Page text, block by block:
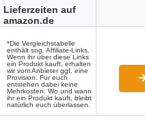
Lieferzeiten auf
amazon.de
*Die Vergleichstabelle
enthält sog. Affiliate-Links.
Wenn ihr über diese Links
ein Produkt kauft, erhalten
wir vom Anbieter ggf. eine
Provision. Für euch
entstehen dabei keine
Mehrkosten. Wo und wann
ihr ein Produkt kauft, bleibt
natürlich euch überlassen.